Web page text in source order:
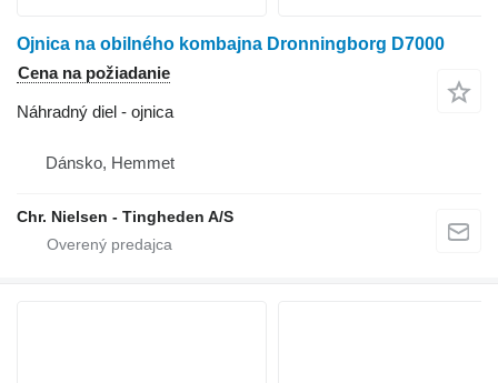
Ojnica na obilného kombajna Dronningborg D7000
Cena na požiadanie
Náhradný diel - ojnica
Dánsko, Hemmet
Chr. Nielsen - Tingheden A/S